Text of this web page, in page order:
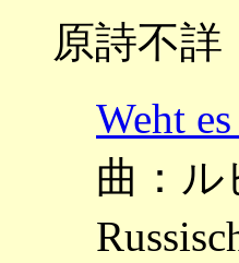
原詩不詳
Weht
曲：ル